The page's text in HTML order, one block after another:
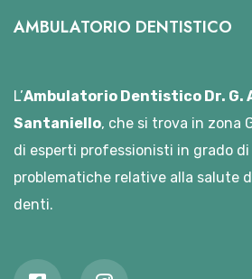
AMBULATORIO DENTISTICO
L’Ambulatorio Dentistico Dr. G.
Santaniello, che si trova in zona
di esperti professionisti in grado
problematiche relative alla salute
denti.